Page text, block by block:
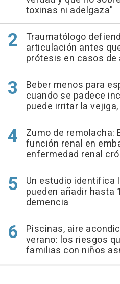
toxinas ni adelgaza"
Traumatólogo
articulación antes
prótesis en casos
Beber menos para
cuando se padece
puede irritar la
Zumo de remolacha:
función renal en
enfermedad renal
Un estudio
pueden añadir hasta
demencia
Piscinas, aire
verano: los riesgos
familias con niños